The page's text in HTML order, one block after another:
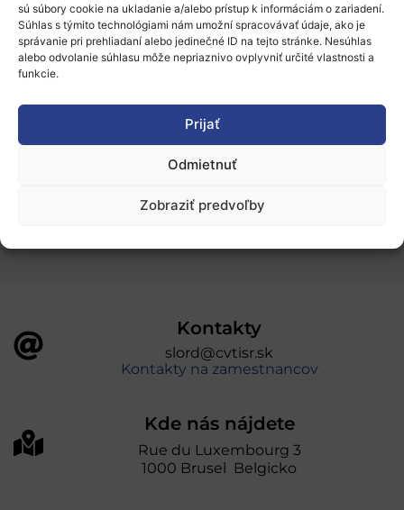
sú súbory cookie na ukladanie a/alebo prístup k informáciám o zariadení.
Súhlas s týmito technológiami nám umožní spracovávať údaje, ako je
správanie pri prehliadaní alebo jedinečné ID na tejto stránke. Nesúhlas
alebo odvolanie súhlasu môže nepriaznivo ovplyvniť určité vlastnosti a
funkcie.
Prijať
Odmietnuť
Zobraziť predvoľby
Financovanie a podpora
Stáže a pobyty
Ochrana osobných údajov
„Projekt SK4ERA II je spolufinancovaný Európskou
úniou v rámci Programu Slovensko. Portál
Kontakty
slord@cvtisr.sk
Kontakty na zamestnancov
Kde nás nájdete
Rue du Luxembourg 3
1000 Brusel Belgicko